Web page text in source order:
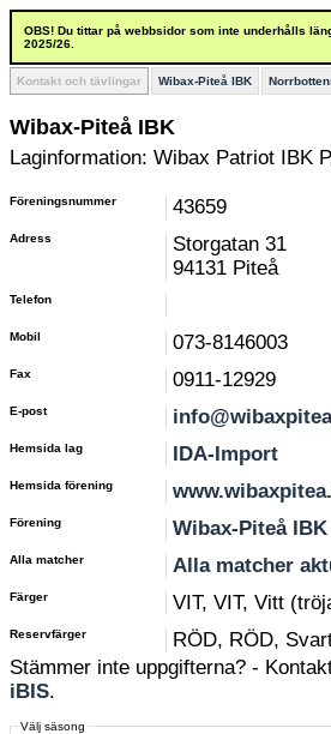
OBS! Du tittar på webbsidor som inte underhålls
2025/26.
Kontakt och tävlingar Wibax-Piteå IBK
Wibax-Piteå IBK
Laginformation: Wibax Patriot IBK
Föreningsnummer 43659
Adress
Storgatan 31
94131 Piteå
Telefon
Mobil 073-8146003
Fax 0911-12929
E-post
Hemsida lag IDA-Import
Hemsida förening
Förening Wibax-Piteå IBK
Alla matcher Alla matcher
Färger VIT, VIT, Vitt
Reservfärger
RÖD, RÖD,
Stämmer inte uppgifterna? -
iBIS.
Välj säsong